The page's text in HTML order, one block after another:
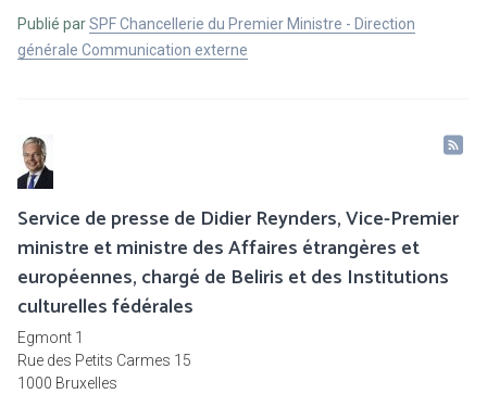
Publié parSPF Chancellerie du Premier Ministre - Direction
générale Communication externe
Service de presse de Didier Reynders, Vice-Premier
ministre et ministre des Affaires étrangères et
européennes, chargé de Beliris et des Institutions
culturelles fédérales
Egmont 1
Rue des Petits Carmes 15
1000 Bruxelles